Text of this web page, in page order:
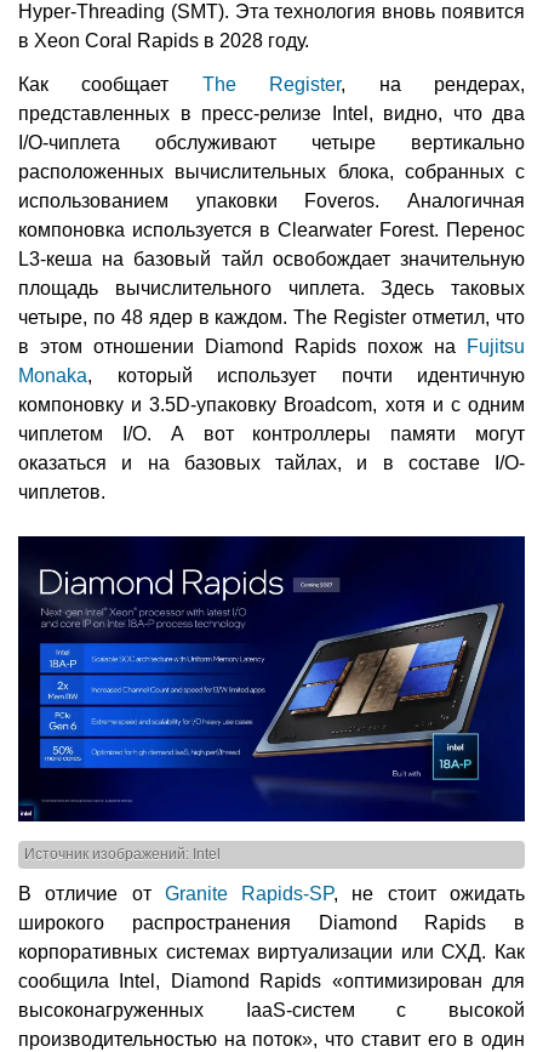
Hyper-Threading (SMT). Эта технология вновь появится
в Xeon Coral Rapids в 2028 году.
Как сообщает The Register, на рендерах,
представленных в пресс-релизе Intel, видно, что два
I/O-чиплета обслуживают четыре вертикально
расположенных вычислительных блока, собранных с
использованием упаковки Foveros. Аналогичная
компоновка используется в Clearwater Forest. Перенос
L3-кеша на базовый тайл освобождает значительную
площадь вычислительного чиплета. Здесь таковых
четыре, по 48 ядер в каждом. The Register отметил, что
в этом отношении Diamond Rapids похож на
Fujitsu
Monaka, который использует почти идентичную
компоновку и 3.5D-упаковку Broadcom, хотя и с одним
чиплетом I/O. А вот контроллеры памяти могут
оказаться и на базовых тайлах, и в составе I/O-
чиплетов.
Источник изображений: Intel
В отличие от Granite Rapids-SP, не стоит ожидать
широкого распространения Diamond Rapids в
корпоративных системах виртуализации или СХД. Как
сообщила Intel, Diamond Rapids «оптимизирован для
высоконагруженных IaaS-систем с высокой
производительностью на поток», что ставит его в один